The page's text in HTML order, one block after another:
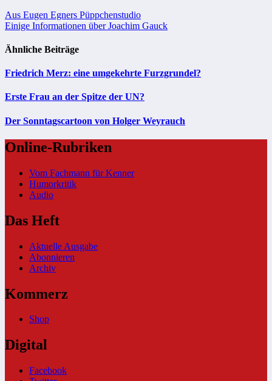
Beitragsnavigation
Aus Eugen Egners Püppchenstudio
Einige Informationen über Joachim Gauck
Ähnliche Beiträge
Friedrich Merz: eine umgekehrte Furzgrundel?
Erste Frau an der Spitze der UN?
Der Sonntagscartoon von Holger Weyrauch
Online-Rubriken
Vom Fachmann für Kenner
Humorkritik
Audio
Das Heft
Aktuelle Ausgabe
Abonnieren
Archiv
Kommerz
Shop
Digital
Facebook